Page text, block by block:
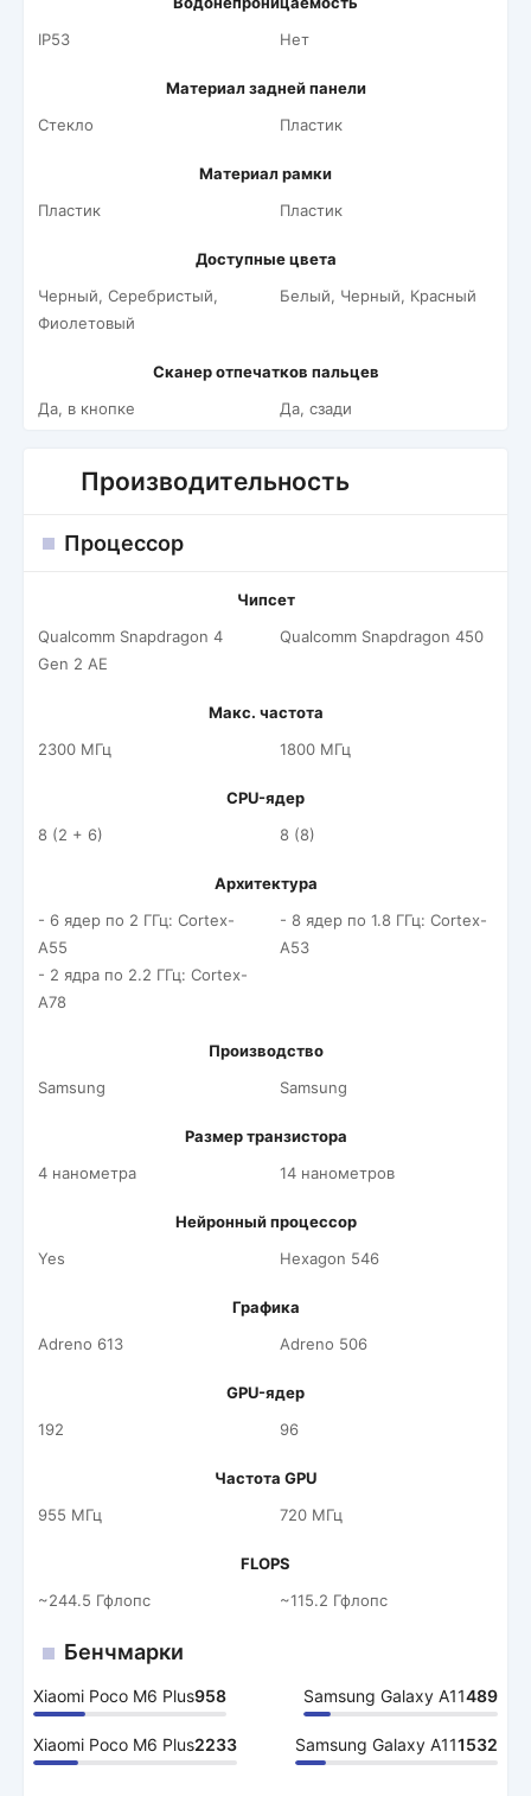
IP53
Нет
Материал задней панели
Стекло
Пластик
Материал рамки
Пластик
Пластик
Доступные цвета
Черный, Серебристый,
Фиолетовый
Белый, Черный, Красный
Сканер отпечатков пальцев
Да, в кнопке
Да, сзади
Производительность
Процессор
Чипсет
Qualcomm Snapdragon 4
Gen 2 AE
Qualcomm Snapdragon 450
Макс. частота
2300 МГц
1800 МГц
CPU-ядер
8 (2 + 6)
8 (8)
Архитектура
- 6 ядер по 2 ГГц: Cortex-
A55
- 2 ядра по 2.2 ГГц: Cortex-
A78
- 8 ядер по 1.8 ГГц: Cortex-
A53
Производство
Samsung
Samsung
Размер транзистора
4 нанометра
14 нанометров
Нейронный процессор
Yes
Hexagon 546
Графика
Adreno 613
Adreno 506
GPU-ядер
192
96
Частота GPU
955 МГц
720 МГц
FLOPS
~244.5 Гфлопс
~115.2 Гфлопс
Бенчмарки
Xiaomi Poco M6 Plus958 Samsung Galaxy A11489
Xiaomi Poco M6 Plus2233 Samsung Galaxy A111532